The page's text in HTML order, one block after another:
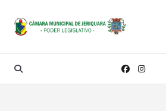
content